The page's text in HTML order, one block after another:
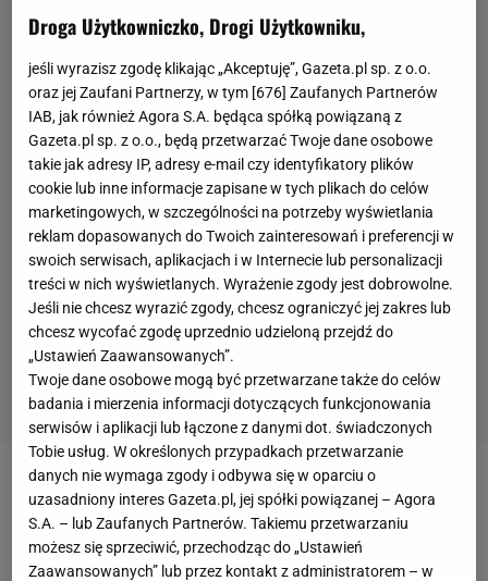
Czynne uczestniczenie w mszy- czeka nas
szczęście rodzinne, zbudujemy trwałą rodzinę,
mogąc liczyć na potomstwo.
Droga Użytkowniczko, Drogi Użytkowniku,
jeśli wyrazisz zgodę klikając „Akceptuję”, Gazeta.pl sp. z o.o.
oraz jej Zaufani Partnerzy, w tym [676] Zaufanych Partnerów
IAB, jak również Agora S.A. będąca spółką powiązaną z
Gazeta.pl sp. z o.o., będą przetwarzać Twoje dane osobowe
takie jak adresy IP, adresy e-mail czy identyfikatory plików
cookie lub inne informacje zapisane w tych plikach do celów
marketingowych, w szczególności na potrzeby wyświetlania
reklam dopasowanych do Twoich zainteresowań i preferencji w
swoich serwisach, aplikacjach i w Internecie lub personalizacji
treści w nich wyświetlanych. Wyrażenie zgody jest dobrowolne.
Jeśli nie chcesz wyrazić zgody, chcesz ograniczyć jej zakres lub
chcesz wycofać zgodę uprzednio udzieloną przejdź do
„Ustawień Zaawansowanych”.
Twoje dane osobowe mogą być przetwarzane także do celów
badania i mierzenia informacji dotyczących funkcjonowania
serwisów i aplikacji lub łączone z danymi dot. świadczonych
Tobie usług. W określonych przypadkach przetwarzanie
danych nie wymaga zgody i odbywa się w oparciu o
uzasadniony interes Gazeta.pl, jej spółki powiązanej – Agora
S.A. – lub Zaufanych Partnerów. Takiemu przetwarzaniu
możesz się sprzeciwić, przechodząc do „Ustawień
Zaawansowanych” lub przez kontakt z administratorem – w